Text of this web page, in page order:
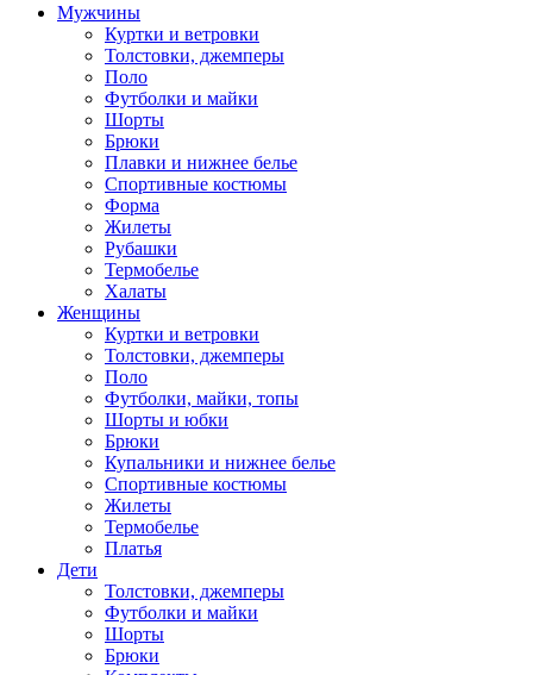
Мужчины
Куртки и ветровки
Толстовки, джемперы
Поло
Футболки и майки
Шорты
Брюки
Плавки и нижнее белье
Спортивные костюмы
Форма
Жилеты
Рубашки
Термобелье
Халаты
Женщины
Куртки и ветровки
Толстовки, джемперы
Поло
Футболки, майки, топы
Шорты и юбки
Брюки
Купальники и нижнее белье
Спортивные костюмы
Жилеты
Термобелье
Платья
Дети
Толстовки, джемперы
Футболки и майки
Шорты
Брюки